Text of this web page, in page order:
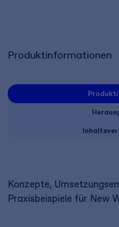
Produktinformationen
Konzepte,
Praxisbeispiele für New